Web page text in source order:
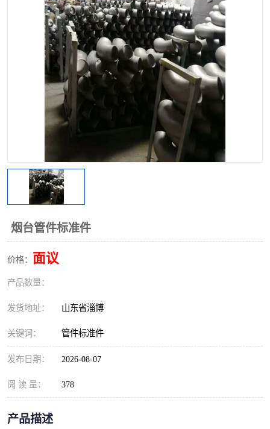
烟台管件标准件
价格： 面议
产品数量：
发货地址： 山东省淄博
关键词： 管件标准件
发布日期： 2026-08-07
阅 读 量： 378
产品描述
不锈钢封头 不锈钢法兰
不锈钢阀门 不锈钢槽钢
不锈钢扁钢